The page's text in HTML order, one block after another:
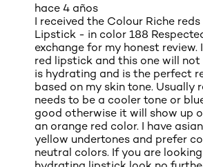
hace 4 años
I received the Colour Riche
Lipstick - in color 188
exchange for my honest review.
red lipstick and this one will
is hydrating and is the perfect
based on my skin tone. Usually
needs to be a cooler tone or
good otherwise it will show up
an orange red color. I have
yellow undertones and prefer
neutral colors. If you are